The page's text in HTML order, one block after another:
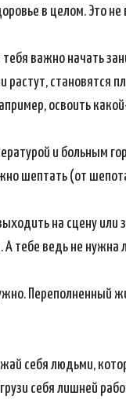
в целом.
важно начать
растут, становятся
освоить
и больным
шептать (от
на сцену
А тебе ведь не нужна
Переполненный
себя людьми,
себя лишней